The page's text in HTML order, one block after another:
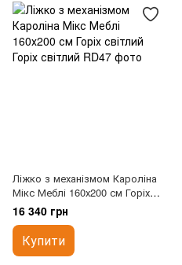
Ліжко з механізмом Кароліна
Мікс Меблі 160х200 см Горіх
світлий
16 340 грн
Купити